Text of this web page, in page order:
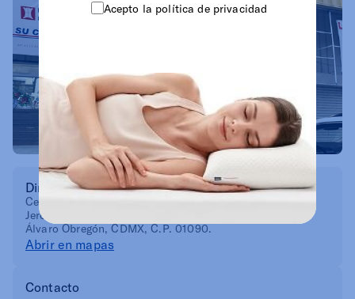
Dirección
Centro Comercial Plaza San Jerónimo. Avenida San
Jerónimo, No. 630, Local TRA-14, Col. La Otra Banda,
Álvaro Obregón, CDMX, C.P. 01090.
Abrir en mapas
Contacto
Acepto la política de privacidad